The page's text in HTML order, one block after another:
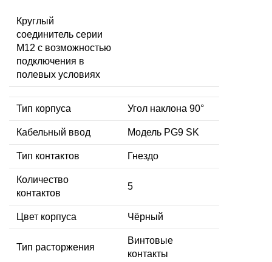
Круглый
соединитель серии
M12 с возможностью
подключения в
полевых условиях
Тип корпуса Угол наклона 90°
Кабельный ввод Модель PG9 SK
Тип контактов Гнездо
Количество
контактов
5
Цвет корпуса Чёрный
Тип расторжения
Винтовые
контакты